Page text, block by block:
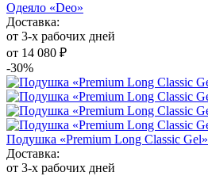
Одеяло «Deo»
Доставка:
от 3-х рабочих дней
от 14 080 ₽
-30%
Подушка «Premium Long Classic Gel»
Доставка:
от 3-х рабочих дней